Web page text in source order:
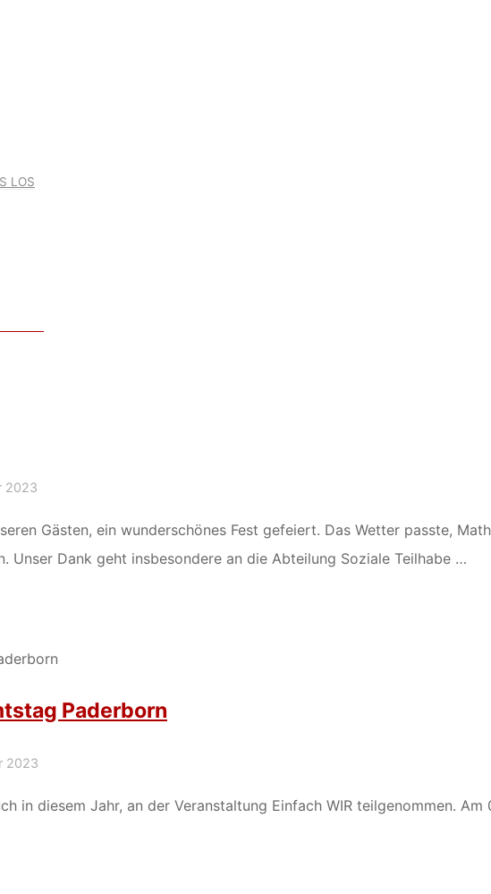
LOS
2023
Gästen, ein wunderschönes Fest gefeiert. Das Wetter passte,
Unser Dank geht insbesondere an die Abteilung Soziale Teilhabe …
Paderborn
2023
in diesem Jahr, an der Veranstaltung Einfach WIR teilgenommen.